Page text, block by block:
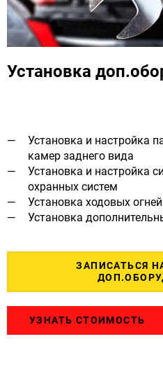
Установка
Установка и настройка
камер заднего вида
Установка и настройка
охранных систем
Установка ходовых огней
Установка
ЗАПИСАТЬСЯ
УЗНАТЬ СТОИМОСТЬ